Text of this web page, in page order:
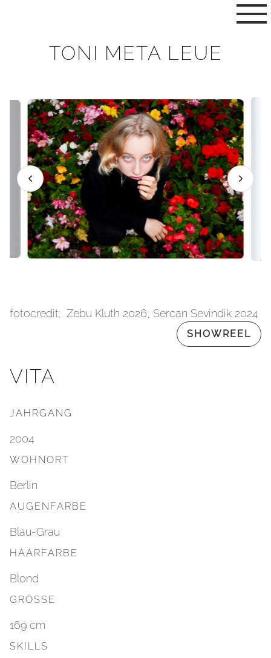
TONI META LEUE
fotocredit: Zebu Kluth 2026, Sercan Sevindik 2024
SHOWREEL
VITA
JAHRGANG
2004
WOHNORT
Berlin
AUGENFARBE
Blau-Grau
HAARFARBE
Blond
GRÖSSE
169 cm
SKILLS